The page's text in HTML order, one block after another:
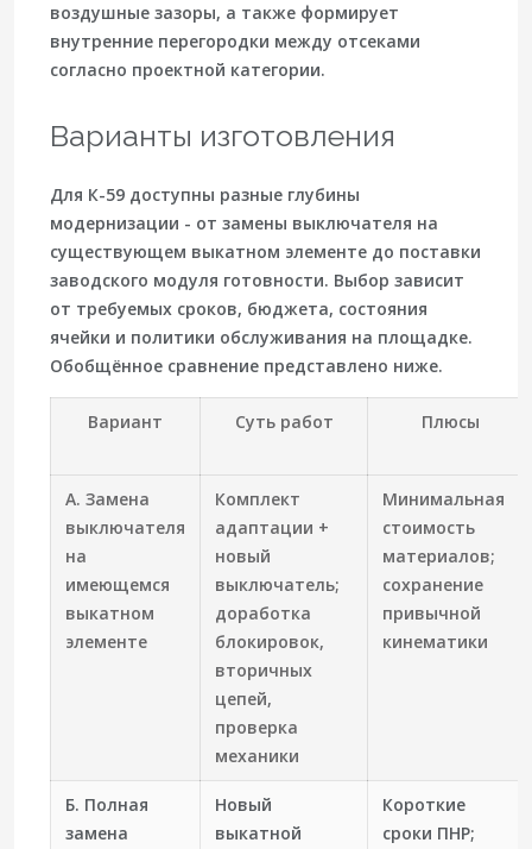
воздушные зазоры, а также формирует
внутренние перегородки между отсеками
согласно проектной категории.
Варианты изготовления
Для К-59 доступны разные глубины
модернизации - от замены выключателя на
существующем выкатном элементе до поставки
заводского модуля готовности. Выбор зависит
от требуемых сроков, бюджета, состояния
ячейки и политики обслуживания на площадке.
Обобщённое сравнение представлено ниже.
Вариант Суть работ Плюсы
А. Замена
выключателя
на
имеющемся
выкатном
элементе
Комплект
адаптации +
новый
выключатель;
доработка
блокировок,
вторичных
цепей,
проверка
механики
Минимальная
стоимость
материалов;
сохранение
привычной
кинематики
Б. Полная
замена
Новый
выкатной
Короткие
сроки ПНР;